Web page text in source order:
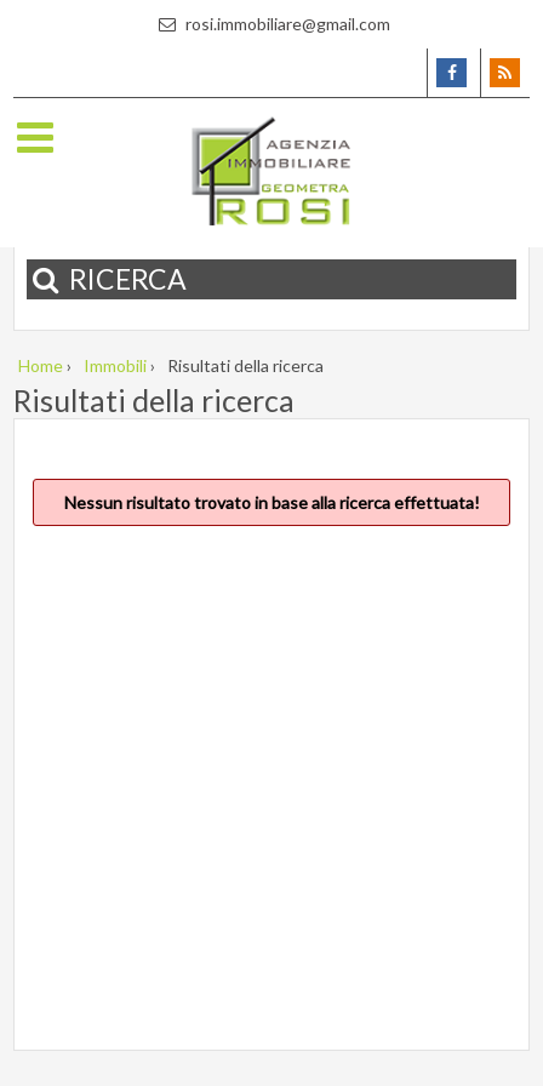
rosi.immobiliare@gmail.com
RICERCA
Home› Immobili› Risultati della ricerca
Risultati della ricerca
Nessun risultato trovato in base alla ricerca effettuata!